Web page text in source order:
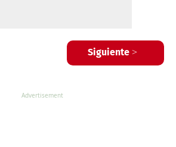
Siguiente >